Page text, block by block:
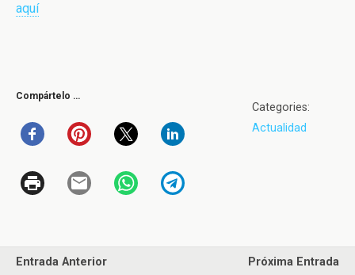
aquí
Compártelo …
Categories:
Actualidad
Entrada Anterior
Próxima Entrada